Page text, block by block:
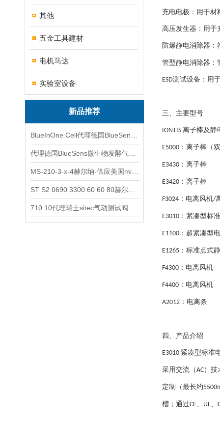
其他
五金工具建材
电机马达
实验室设备
新品推荐
710.10代理瑞士sitec气动测试阀
充电电极：用于材
高压发生器：用于
防爆静电消除器：
管型静电消除器：
ESD测试设备：用
三、主要型号
IONTIS 离子棒及静
E5000 ： 离子棒（
E3430 ： 离子棒
E3420 ： 离子棒
F3024 ： 电离风机/
E3010 ： 紧凑型标
E1100 ： 超紧凑型
E1265 ： 标准点式
F4300 ： 电离风机
F4400 ： 电离风机
A2012 ： 电离条
四、产品介绍
E3010 紧凑型标准
采用交流（AC）技
定制（最长约
槽；通过CE、 UL、